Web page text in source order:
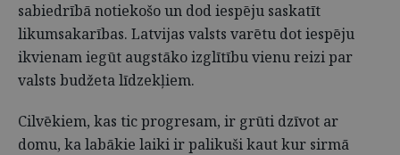
sabiedrībā notiekošo un dod iespēju saskatīt
likumsakarības. Latvijas valsts varētu dot iespēju
ikvienam iegūt augstāko izglītību vienu reizi par
valsts budžeta līdzekļiem.
Cilvēkiem, kas tic progresam, ir grūti dzīvot ar
domu, ka labākie laiki ir palikuši kaut kur sirmā